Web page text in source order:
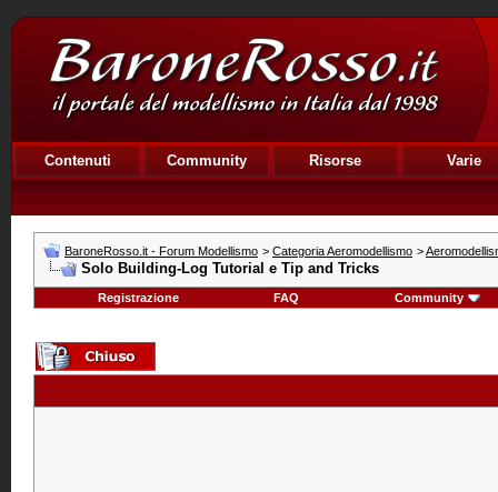
Contenuti Community Risorse Varie
BaroneRosso.it - Forum Modellismo > Categoria Aeromodellismo >
Solo Building-Log Tutorial e Tip and Tricks
Registrazione FAQ Community